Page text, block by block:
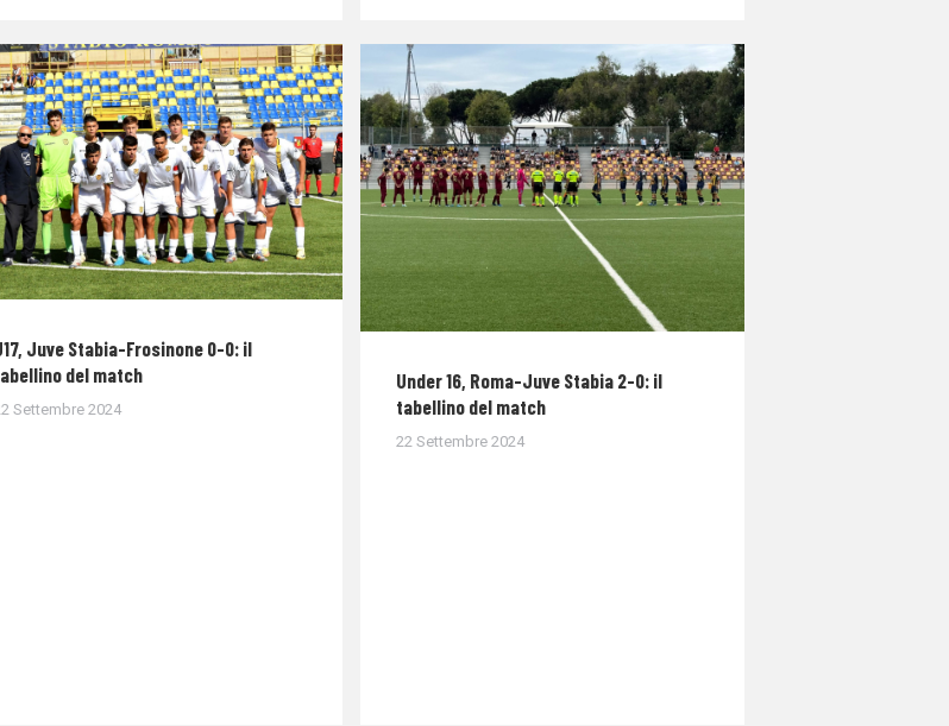
Juve Stabia-Frosinone 0-0: il
del match
Settembre 2024
Under 16, Roma-Juve Stabia 2-0: il
tabellino del match
22 Settembre 2024